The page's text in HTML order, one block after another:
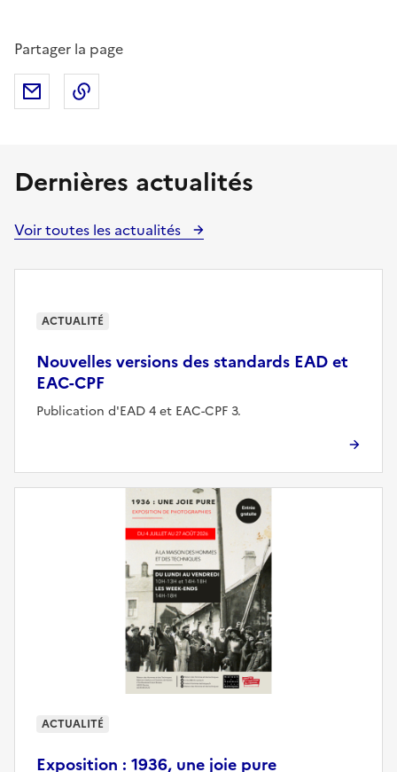
Partager la page
Partager par mail
Dernières actualités
Voir toutes les actualités
Nouvelles versions des standards EAD et
EAC-CPF
Publication d'EAD 4 et EAC-CPF 3.
ACTUALITÉ
Exposition : 1936, une joie pure
ACTUALITÉ